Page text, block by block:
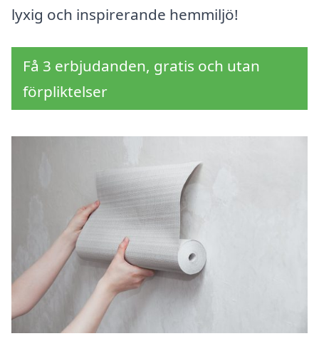
lyxig och inspirerande hemmiljö!
Få 3 erbjudanden, gratis och utan
förpliktelser